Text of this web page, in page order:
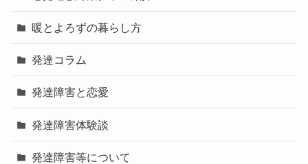
暖とよろずの暮らし方
発達コラム
発達障害と恋愛
発達障害体験談
発達障害等について